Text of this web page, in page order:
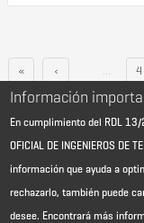
« ‹ … 4
12
Aviso Legal -
Información
En cumplimiento del RDL
OFICIAL DE INGENIEROS DE
información que ayuda a
rechazarlo, también puede
desee. Encontrará más